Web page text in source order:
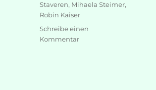
Staveren, Mihaela Steimer,
Robin Kaiser
Schreibe einen
Kommentarzu